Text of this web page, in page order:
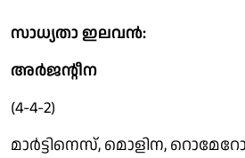
സാധ്യതാ ഇലവൻ:
അർജന്റീന
(4-4-2)
മാർട്ടിനെസ്, മൊളിന,